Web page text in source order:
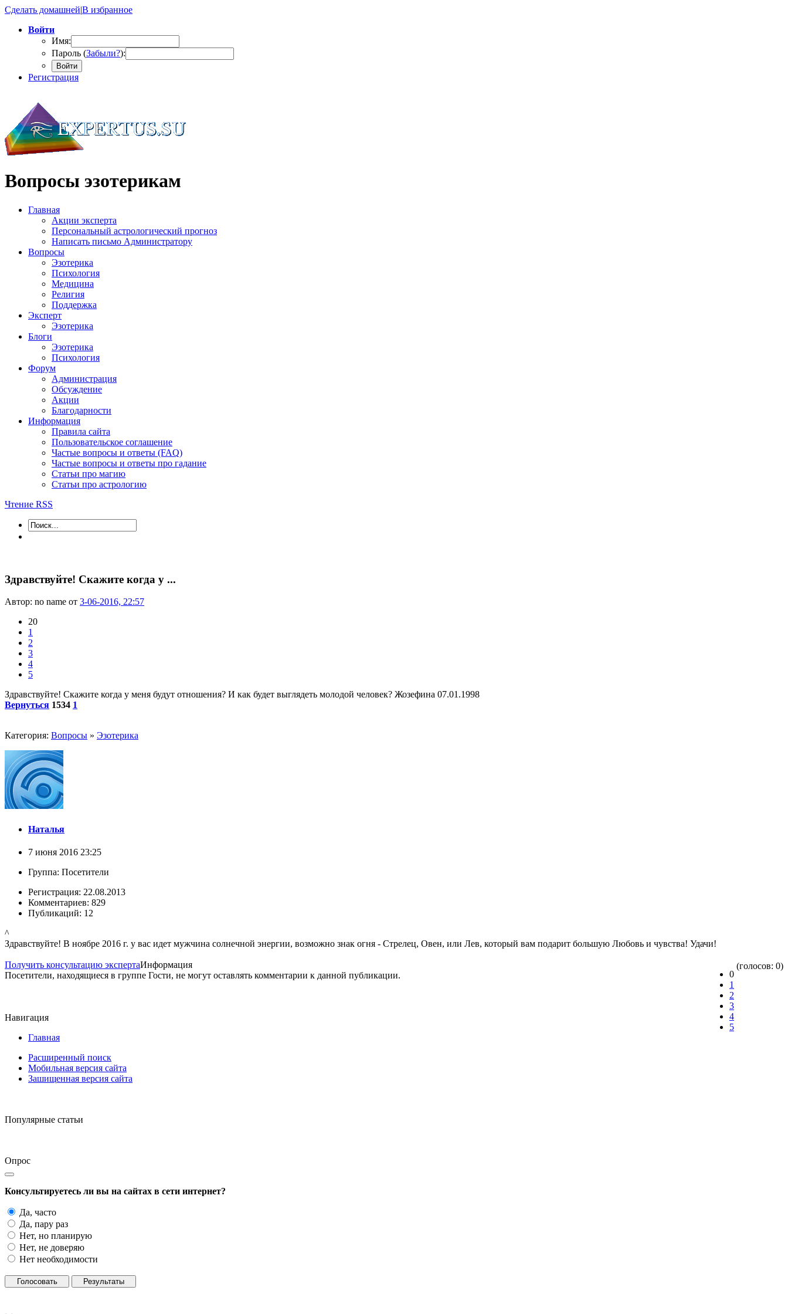
Сделать домашней|В избранное
Войти
Имя:
Пароль (Забыли?):
Войти
Регистрация
Вопросы эзотерикам
Главная
Акции эксперта
Персональный астрологический прогноз
Написать письмо Администратору
Вопросы
Эзотерика
Психология
Медицина
Религия
Поддержка
Эксперт
Эзотерика
Блоги
Эзотерика
Психология
Форум
Администрация
Обсуждение
Акции
Благодарности
Информация
Правила сайта
Пользовательское соглашение
Частые вопросы и ответы (FAQ)
Частые вопросы и ответы про гадание
Статьи про магию
Статьи про астрологию
Чтение RSS
Здравствуйте! Скажите когда у ...
Автор: no name от 3-06-2016, 22:57
20
1
2
3
4
5
Здравствуйте! Скажите когда у меня будут отношения? И как будет выглядеть молодой человек? Жозефина 07.01.1998
Вернуться 1534 1
Категория: Вопросы » Эзотерика
Наталья
7 июня 2016 23:25
Группа: Посетители
Регистрация: 22.08.2013
Комментариев: 829
Публикаций: 12
^
Здравствуйте! В ноябре 2016 г. у вас идет мужчина солнечной энергии, возможно знак огня - Стрелец, Овен, или Лев, который вам подарит большую Любовь и чувства! Удачи!
Получить консультацию эксперта
0
1
2
3
4
5
(голосов: 0)
Информация
Посетители, находящиеся в группе Гости, не могут оставлять комментарии к данной публикации.
Навигация
Главная
Расширенный поиск
Мобильная версия сайта
Зашищенная версия сайта
Популярные статьи
Опрос
Консультируетесь ли вы на сайтах в сети интернет?
Да, часто
Да, пару раз
Нет, но планирую
Нет, не доверяю
Нет необходимости
Голосовать Результаты